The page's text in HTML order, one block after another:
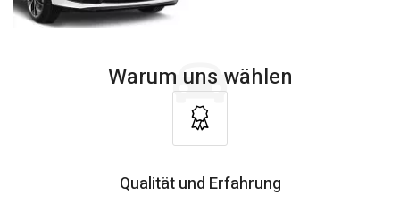
Warum uns wählen
Qualität und Erfahrung